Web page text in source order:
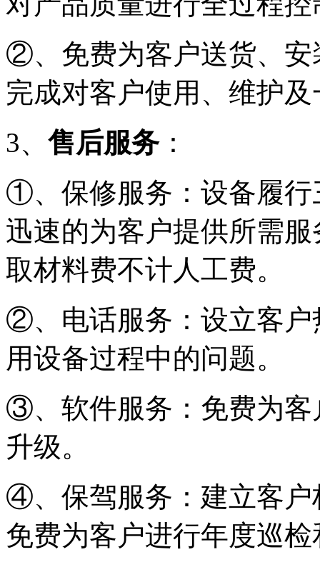
②、免费为客户送货、安
完成对客户使用、维护
3、 售后服务：
①、保修服务：设备履行
迅速的为客户提供所需
取材料费不计人工费。
②、电话服务：设立客户
用设备过程中的问题。
③、软件服务：免费为客
升级。
④、保驾服务：建立客户
免费为客户进行年度巡